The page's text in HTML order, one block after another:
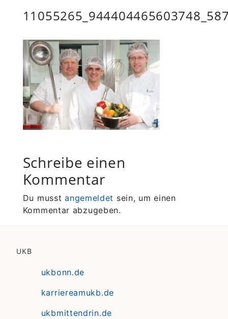
Schreibe einen
Kommentar
Du musstangemeldet sein, um einen
Kommentar abzugeben.
UKB
ukbonn.de
karriereamukb.de
ukbmittendrin.de